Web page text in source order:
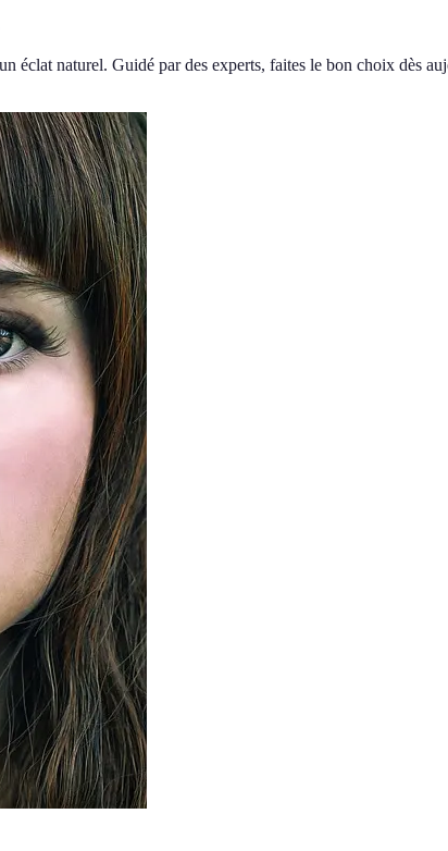
éclat naturel. Guidé par des experts, faites le bon choix dès